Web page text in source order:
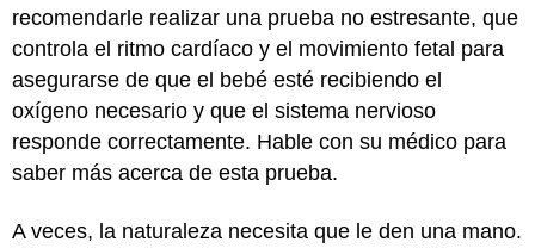
recomendarle realizar una prueba no estresante, que
controla el ritmo cardíaco y el movimiento fetal para
asegurarse de que el bebé esté recibiendo el
oxígeno necesario y que el sistema nervioso
responde correctamente. Hable con su médico para
saber más acerca de esta prueba.
A veces, la naturaleza necesita que le den una mano.